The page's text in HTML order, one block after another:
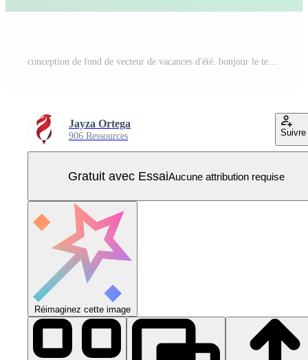
conception de fond de vecteur de vacances d'été. bonjour le texte d'été avec le personnage emoji du soleil et les objets de la saison tropicale pour profiter des vacances de la saison des fêtes. illustration vectorielle. Vecteur Pro
Jayza Ortega
906 Ressources Suivre
Gratuit avec EssaiAucune attribution requise
Réimaginez cette image